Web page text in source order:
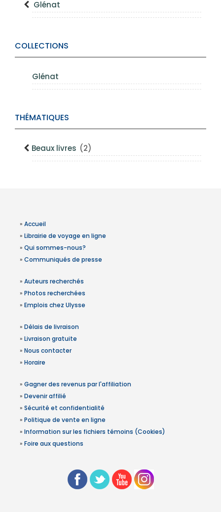
Glénat
COLLECTIONS
Glénat
THÉMATIQUES
Beaux livres (2)
» Accueil
» Librairie de voyage en ligne
» Qui sommes-nous?
» Communiqués de presse
» Auteurs recherchés
» Photos recherchées
» Emplois chez Ulysse
» Délais de livraison
» Livraison gratuite
» Nous contacter
» Horaire
» Gagner des revenus par l'affiliation
» Devenir affilié
» Sécurité et confidentialité
» Politique de vente en ligne
» Information sur les fichiers témoins (Cookies)
» Foire aux questions